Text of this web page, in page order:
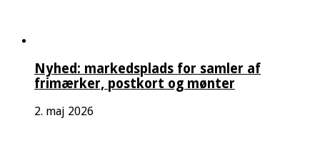
Nyhed: markedsplads for samler af
frimærker, postkort og mønter
2. maj 2026